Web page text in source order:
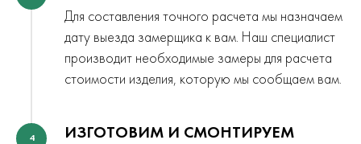
Для составления точного расчета мы назначаем
дату выезда замерщика к вам. Наш специалист
производит необходимые замеры для расчета
стоимости изделия, которую мы сообщаем вам.
4
ИЗГОТОВИМ И СМОНТИРУЕМ